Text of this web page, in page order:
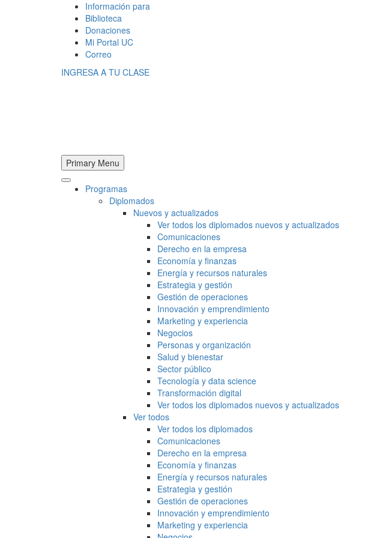
Información para
Biblioteca
Donaciones
Mi Portal UC
Correo
INGRESA A TU CLASE
Primary Menu
Programas
Diplomados
Nuevos y actualizados
Ver todos los diplomados nuevos y actualizados
Comunicaciones
Derecho en la empresa
Economía y finanzas
Energía y recursos naturales
Estrategia y gestión
Gestión de operaciones
Innovación y emprendimiento
Marketing y experiencia
Negocios
Personas y organización
Salud y bienestar
Sector público
Tecnología y data science
Transformación digital
Ver todos los diplomados nuevos y actualizados
Ver todos
Ver todos los diplomados
Comunicaciones
Derecho en la empresa
Economía y finanzas
Energía y recursos naturales
Estrategia y gestión
Gestión de operaciones
Innovación y emprendimiento
Marketing y experiencia